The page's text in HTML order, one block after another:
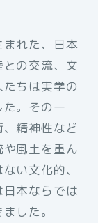
れた、日本
の交流、文
ちは実学の
。その一
精神性など
や風土を重ん
い文化的、
本ならでは
した。